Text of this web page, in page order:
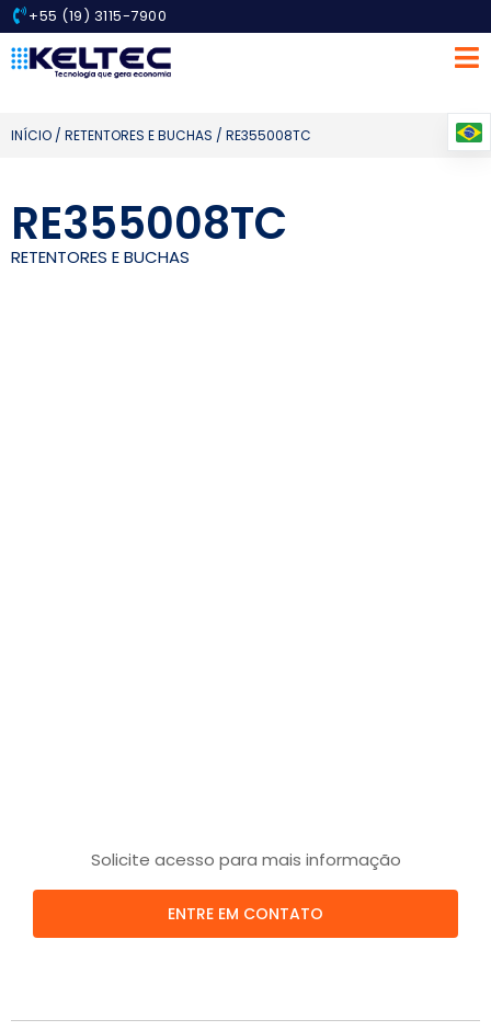
+55 (19) 3115-7900
INÍCIO / RETENTORES E BUCHAS / RE355008TC
RE355008TC
RETENTORES E BUCHAS
Solicite acesso para mais informação
ENTRE EM CONTATO